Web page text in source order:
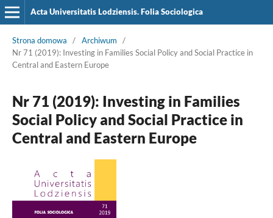
Acta Universitatis Lodziensis. Folia Sociologica
Strona domowa / Archiwum
/
Nr 71 (2019): Investing in Families Social Policy and Social Practice in
Central and Eastern Europe
Nr 71 (2019): Investing in Families
Social Policy and Social Practice in
Central and Eastern Europe